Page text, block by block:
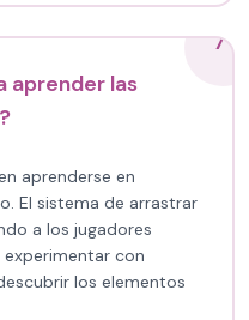
7
aprender las
aprenderse en
El sistema de arrastrar
a los jugadores
con
los elementos